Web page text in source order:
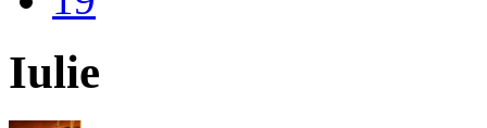
Iulie